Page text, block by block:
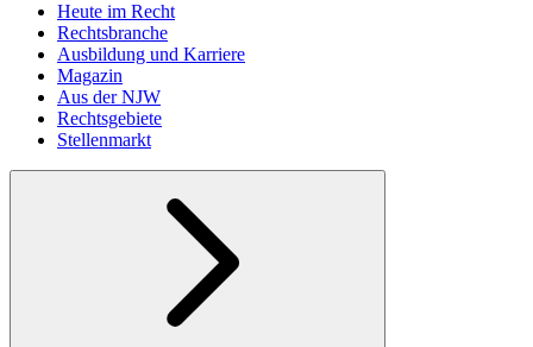
Heute im Recht
Rechtsbranche
Ausbildung und Karriere
Magazin
Aus der NJW
Rechtsgebiete
Stellenmarkt